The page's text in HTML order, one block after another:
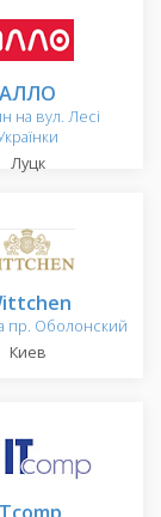
АЛЛО
на вул. Лесі
Луцк
пр. Оболонский
Киев